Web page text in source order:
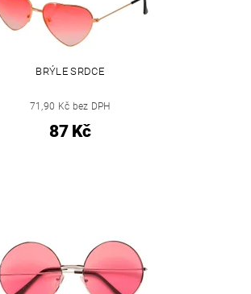
BRÝLE SRDCE
71,90 Kč bez DPH
87 Kč